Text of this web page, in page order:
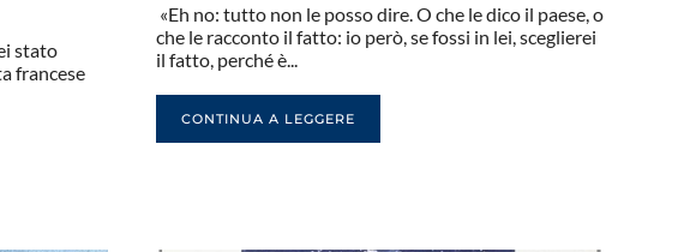
stato
francese
«Eh no: tutto non le posso dire. O che le dico il paese, o
che le racconto il fatto: io però, se fossi in lei, sceglierei
il fatto, perché è...
CONTINUA A LEGGERE